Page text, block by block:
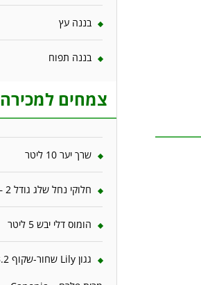
בננה עץ
בננה תפוח
צמחים למכירה
שרך יער 10 ליטר
חלוקי נחל שלג גודל 2 – שק 20 ק״ג
הומוס דלי יבש 5 ליטר